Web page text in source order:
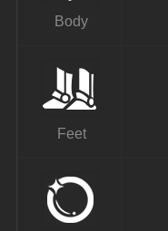
Body
Feet